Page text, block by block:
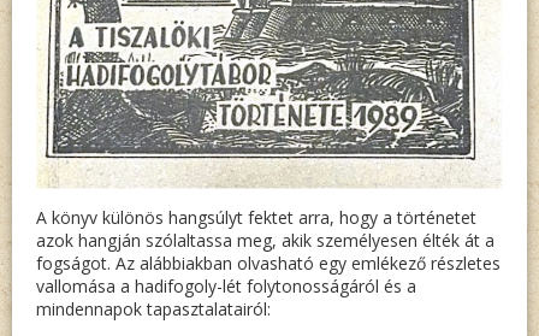
A könyv különös hangsúlyt fektet arra, hogy a történetet
azok hangján szólaltassa meg, akik személyesen élték át a
fogságot. Az alábbiakban olvasható egy emlékező részletes
vallomása a hadifogoly-lét folytonosságáról és a
mindennapok tapasztalatairól: